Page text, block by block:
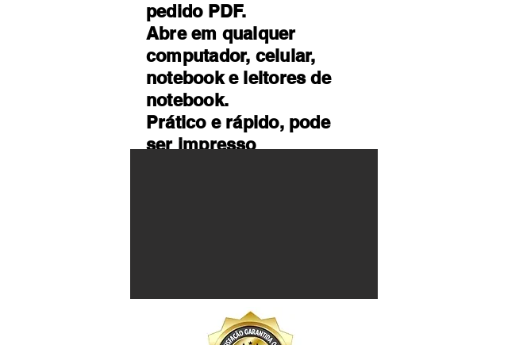
pedido PDF.
Abre em qualquer
computador, celular,
notebook e leitores de
notebook.
Prático e rápido, pode
ser impresso